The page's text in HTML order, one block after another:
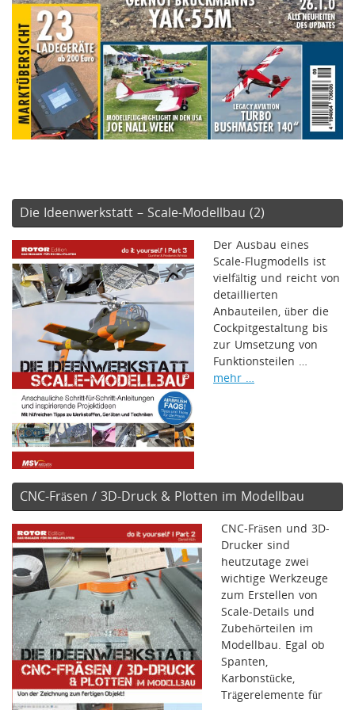
Die Ideenwerkstatt – Scale-Modellbau (2)
Der Ausbau eines
Scale-Flugmodells ist
vielfältig und reicht von
detaillierten
Anbauteilen, über die
Cockpitgestaltung bis
zur Umsetzung von
Funktionsteilen …
mehr …
CNC-Fräsen / 3D-Druck & Plotten im Modellbau
CNC-Fräsen und 3D-
Drucker sind
heutzutage zwei
wichtige Werkzeuge
zum Erstellen von
Scale-Details und
Zubehörteilen im
Modellbau. Egal ob
Spanten,
Karbonstücke,
Trägerelemente für